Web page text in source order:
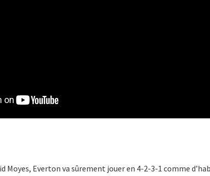
Moyes, Everton va sûrement jouer en 4-2-3-1 comme